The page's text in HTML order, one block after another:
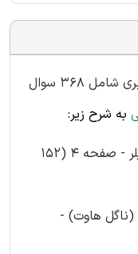
سوالات آزمون صلاحیت حرفه ای هوشبری شامل 368 سوال
به شرح زیر:
سوالات اصول بیهوشی میلر - صفحه 4 (152
(ناگل هاوت) -